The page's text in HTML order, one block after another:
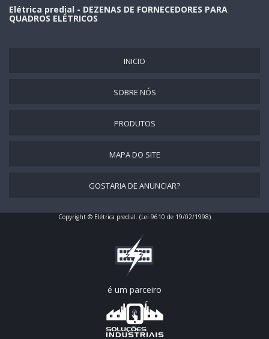
Elétrica predial - DEZENAS DE FORNECEDORES PARA
QUADROS ELÉTRICOS
INICIO
SOBRE NÓS
PRODUTOS
MAPA DO SITE
GOSTARIA DE ANUNCIAR?
Copyright © Elétrica predial. (Lei 9610 de 19/02/1998)
é um parceiro